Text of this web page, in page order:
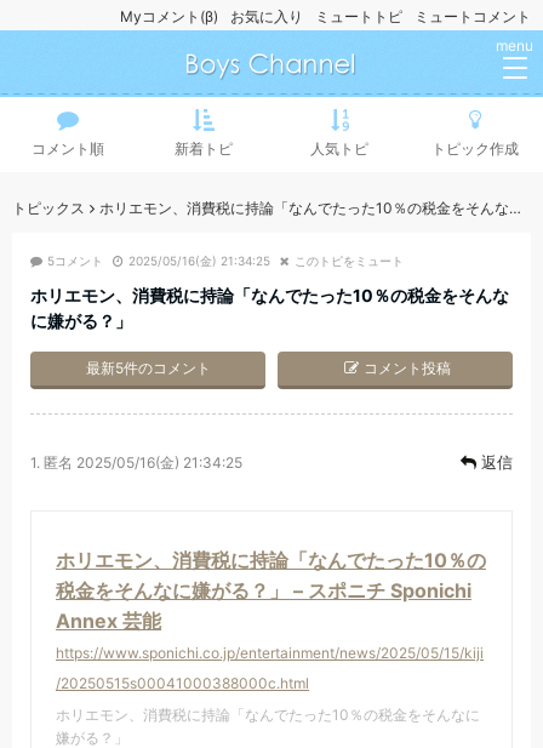
ミュートコメント
ミュートトピ
お気に入り
Myコメント(β)
menu
コメント順 新着トピ 人気トピ トピック作成
トピックス ホリエモン、消費税に持論「なんでたった10％の税金をそんなに嫌がる？」
5コメント 2025/05/16(金) 21:34:25 このトピをミュート
ホリエモン、消費税に持論「なんでたった10％の税金をそんな
に嫌がる？」
コメント投稿
最新5件のコメント
1. 匿名 2025/05/16(金) 21:34:25 返信
ホリエモン、消費税に持論「なんでたった10％の
税金をそんなに嫌がる？」 – スポニチ Sponichi
Annex 芸能
https://www.sponichi.co.jp/entertainment/news/2025/05/15/kiji
/20250515s00041000388000c.html
ホリエモン、消費税に持論「なんでたった10％の税金をそんなに
嫌がる？」